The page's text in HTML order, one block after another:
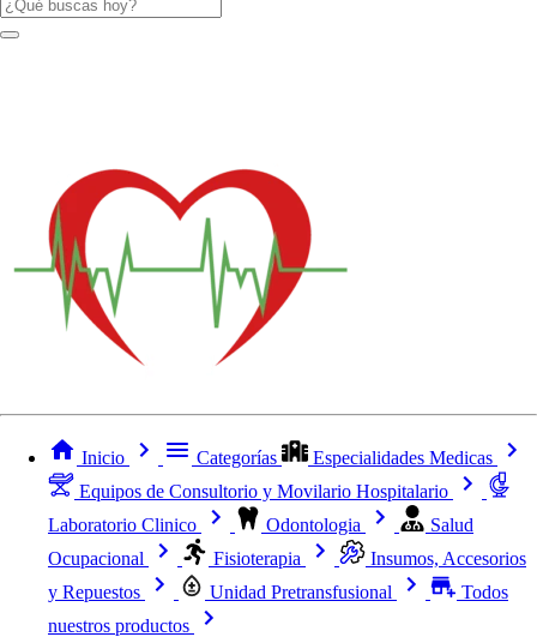
Inicio Categorías
Especialidades Medicas
Equipos de Consultorio y Movilario Hospitalario
Laboratorio Clinico
Odontologia
Salud
Ocupacional
Fisioterapia
Insumos, Accesorios
y Repuestos
Unidad Pretransfusional
Todos
nuestros productos